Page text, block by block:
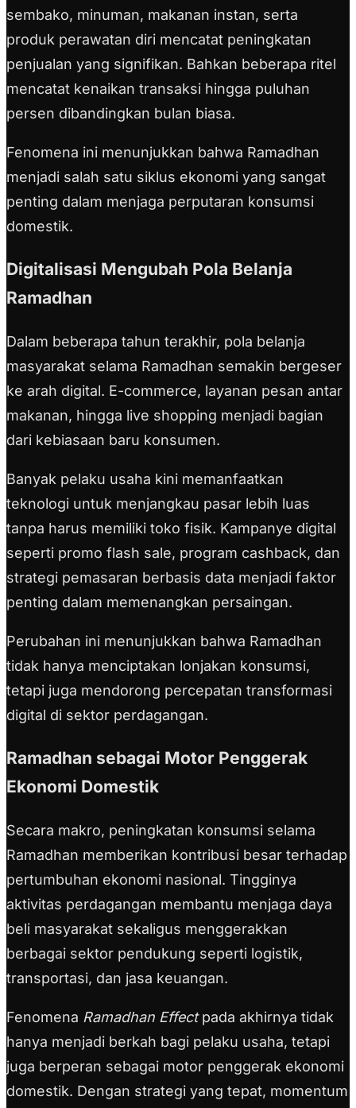
sembako, minuman, makanan instan, serta
produk perawatan diri mencatat peningkatan
penjualan yang signifikan. Bahkan beberapa ritel
mencatat kenaikan transaksi hingga puluhan
persen dibandingkan bulan biasa.
Fenomena ini menunjukkan bahwa Ramadhan
menjadi salah satu siklus ekonomi yang sangat
penting dalam menjaga perputaran konsumsi
domestik.
Digitalisasi Mengubah Pola Belanja
Ramadhan
Dalam beberapa tahun terakhir, pola belanja
masyarakat selama Ramadhan semakin bergeser
ke arah digital. E-commerce, layanan pesan antar
makanan, hingga live shopping menjadi bagian
dari kebiasaan baru konsumen.
Banyak pelaku usaha kini memanfaatkan
teknologi untuk menjangkau pasar lebih luas
tanpa harus memiliki toko fisik. Kampanye digital
seperti promo flash sale, program cashback, dan
strategi pemasaran berbasis data menjadi faktor
penting dalam memenangkan persaingan.
Perubahan ini menunjukkan bahwa Ramadhan
tidak hanya menciptakan lonjakan konsumsi,
tetapi juga mendorong percepatan transformasi
digital di sektor perdagangan.
Ramadhan sebagai Motor Penggerak
Ekonomi Domestik
Secara makro, peningkatan konsumsi selama
Ramadhan memberikan kontribusi besar terhadap
pertumbuhan ekonomi nasional. Tingginya
aktivitas perdagangan membantu menjaga daya
beli masyarakat sekaligus menggerakkan
berbagai sektor pendukung seperti logistik,
transportasi, dan jasa keuangan.
Fenomena Ramadhan Effectpada akhirnya tidak
hanya menjadi berkah bagi pelaku usaha, tetapi
juga berperan sebagai motor penggerak ekonomi
domestik. Dengan strategi yang tepat, momentum